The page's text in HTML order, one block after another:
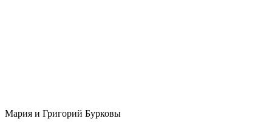
Мария и Григорий Бурковы